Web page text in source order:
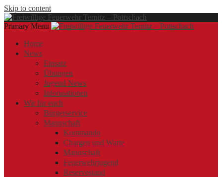
Skip to content
Primary Menu
Freiwillige Feuerwehr Ternitz – Pottschach
Home
News
Einsatz
Übungen
Jugend News
Informationen
Wir für euch
Bürgerservice
Mannschaft
Kommando
Chargen und Warte
Mannschaft
Feuerwehrjugend
Reservestand